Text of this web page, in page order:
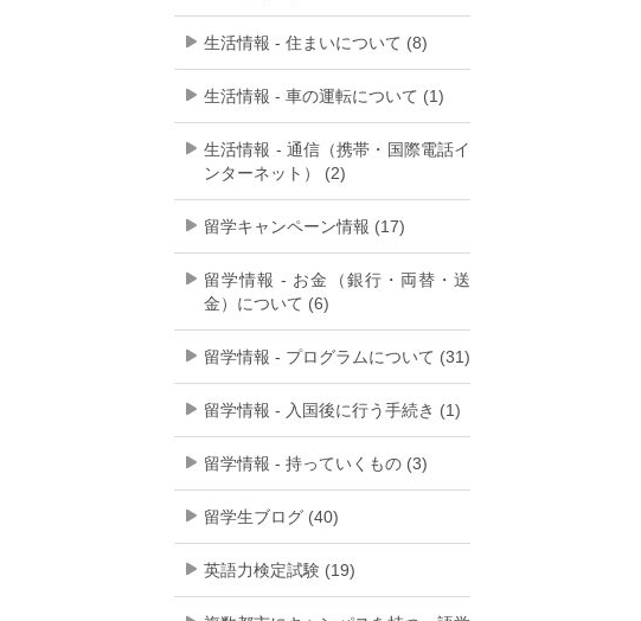
生活情報 - 住まいについて (8)
生活情報 - 車の運転について (1)
生活情報 - 通信（携帯・国際電話イ
ンターネット） (2)
留学キャンペーン情報 (17)
留学情報 - お金（銀行・両替・送
金）について (6)
留学情報 - プログラムについて (31)
留学情報 - 入国後に行う手続き (1)
留学情報 - 持っていくもの (3)
留学生ブログ (40)
英語力検定試験 (19)